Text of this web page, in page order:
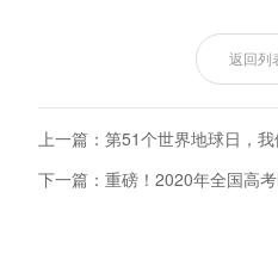
返回列
上一篇：第51个世界地球日，我
下一篇：重磅！2020年全国高